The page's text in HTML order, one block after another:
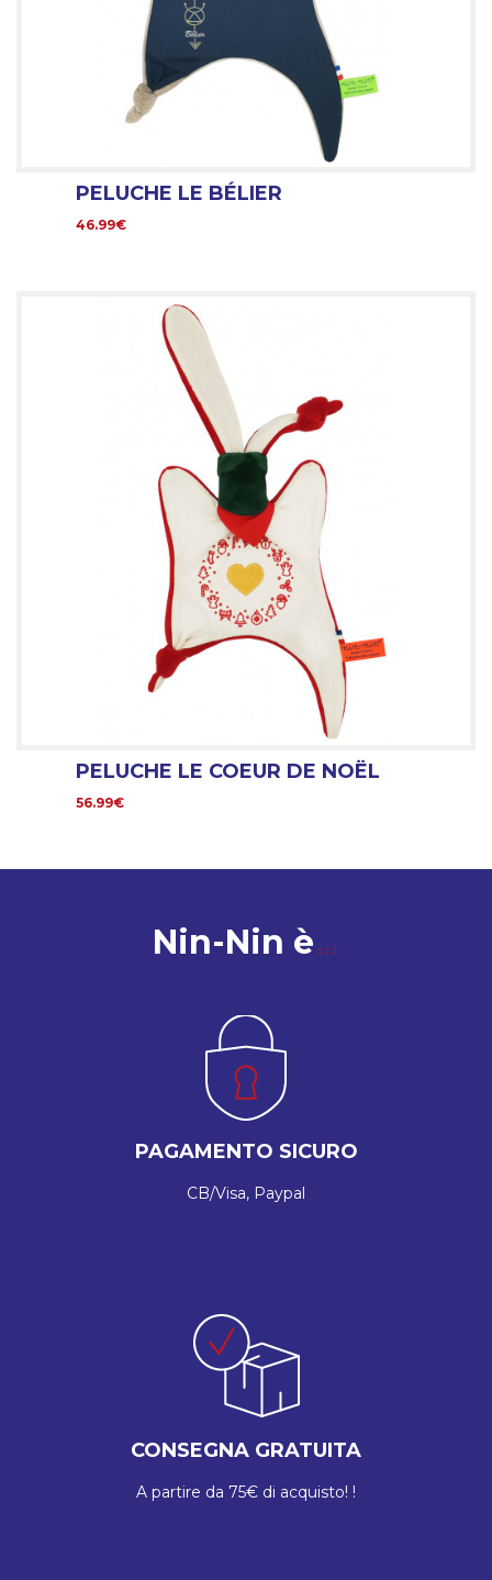
PELUCHE LE BÉLIER
46.99€
PELUCHE LE COEUR DE NOËL
56.99€
Nin-Nin è
PAGAMENTO SICURO
CB/Visa, Paypal
CONSEGNA GRATUITA
A partire da 75€ di acquisto! !